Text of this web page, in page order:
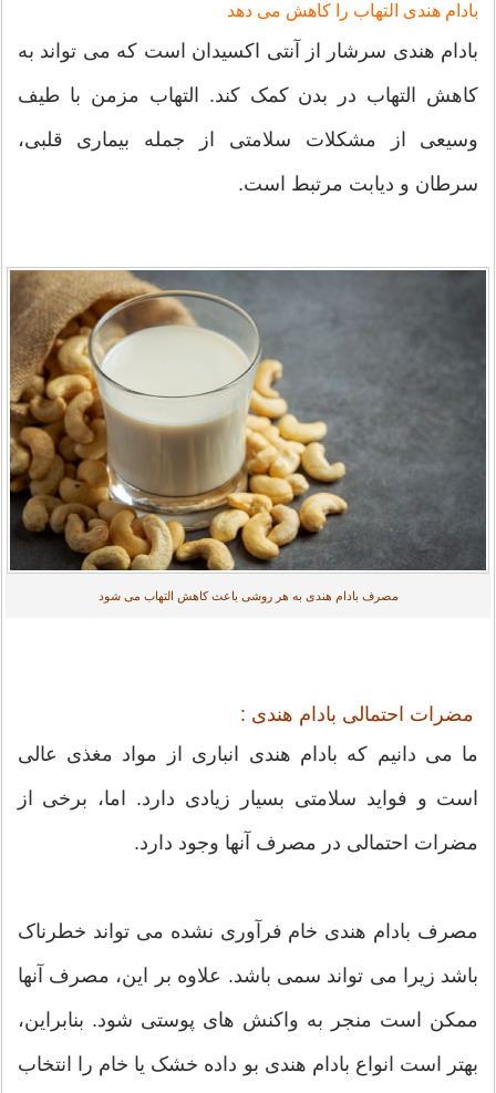
بادام هندی التهاب را کاهش می دهد
بادام هندی سرشار از آنتی اکسیدان است که می تواند به
کاهش التهاب در بدن کمک کند. التهاب مزمن با طیف
وسیعی از مشکلات سلامتی از جمله بیماری قلبی،
سرطان و دیابت مرتبط است.
مصرف بادام هندی به هر روشی باعث کاهش التهاب می شود
مضرات احتمالی بادام هندی :
ما می دانیم که بادام هندی انباری از مواد مغذی عالی
است و فواید سلامتی بسیار زیادی دارد. اما، برخی از
مضرات احتمالی در مصرف آنها وجود دارد.
مصرف بادام هندی خام فرآوری نشده می تواند خطرناک
باشد زیرا می تواند سمی باشد. علاوه بر این، مصرف آنها
ممکن است منجر به واکنش های پوستی شود. بنابراین،
بهتر است انواع بادام هندی بو داده خشک یا خام را انتخاب